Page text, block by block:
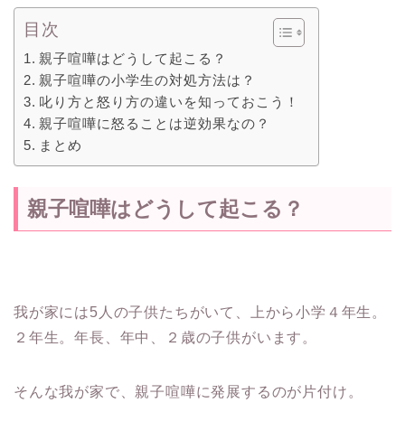
目次
親子喧嘩はどうして起こる？
親子喧嘩の小学生の対処方法は？
叱り方と怒り方の違いを知っておこう！
親子喧嘩に怒ることは逆効果なの？
まとめ
親子喧嘩はどうして起こる？
我が家には5人の子供たちがいて、上から小学４年生。
２年生。年長、年中、２歳の子供がいます。
そんな我が家で、親子喧嘩に発展するのが片付け。